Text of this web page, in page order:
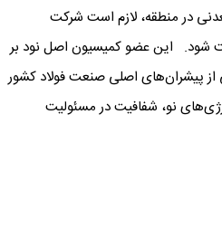
در منطقه، لازم است شرکت
شود. این عضو کمیسیون اصل نود بر
از پیشران‌های اصلی صنعت فولاد کشور
نو، شفافیت در مسئولیت